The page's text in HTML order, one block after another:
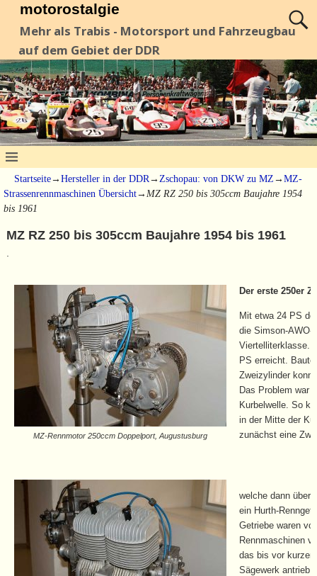
motorostalgie
Mehr als Trabis - Motorsport und Fahrzeugbau
auf dem Gebiet der DDR
Startseite→ Hersteller in der DDR → Zschopau: von DKW zu MZ → MZ-
Strassenrennmaschinen Übersicht→ MZ RZ 250 bis 305ccm Baujahre 1954
bis 1961
MZ RZ 250 bis 305ccm Baujahre 1954 bis 1961
MZ-Rennmotor 250ccm Doppelport, Augustusburg
Der erste 250er
Mit etwa 24 PS
die Simson-AWO-
Viertelliterklasse.
PS erreicht.
Zweizylinder
Das Problem war
Kurbelwelle. So
in der Mitte der
zunächst eine
welche dann über
ein Hurth-
Getriebe waren
Rennmaschinen
das bis vor
Sägewerk antrieb,